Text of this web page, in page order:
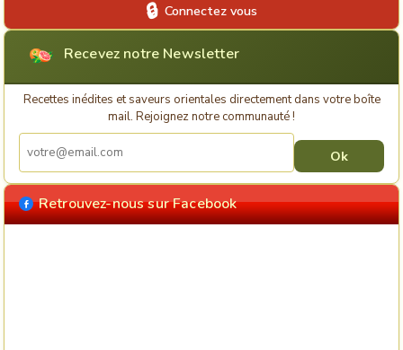
Connectez vous
Recevez notre Newsletter
Recettes inédites et saveurs orientales directement dans votre boîte
mail. Rejoignez notre communauté !
Retrouvez-nous sur Facebook